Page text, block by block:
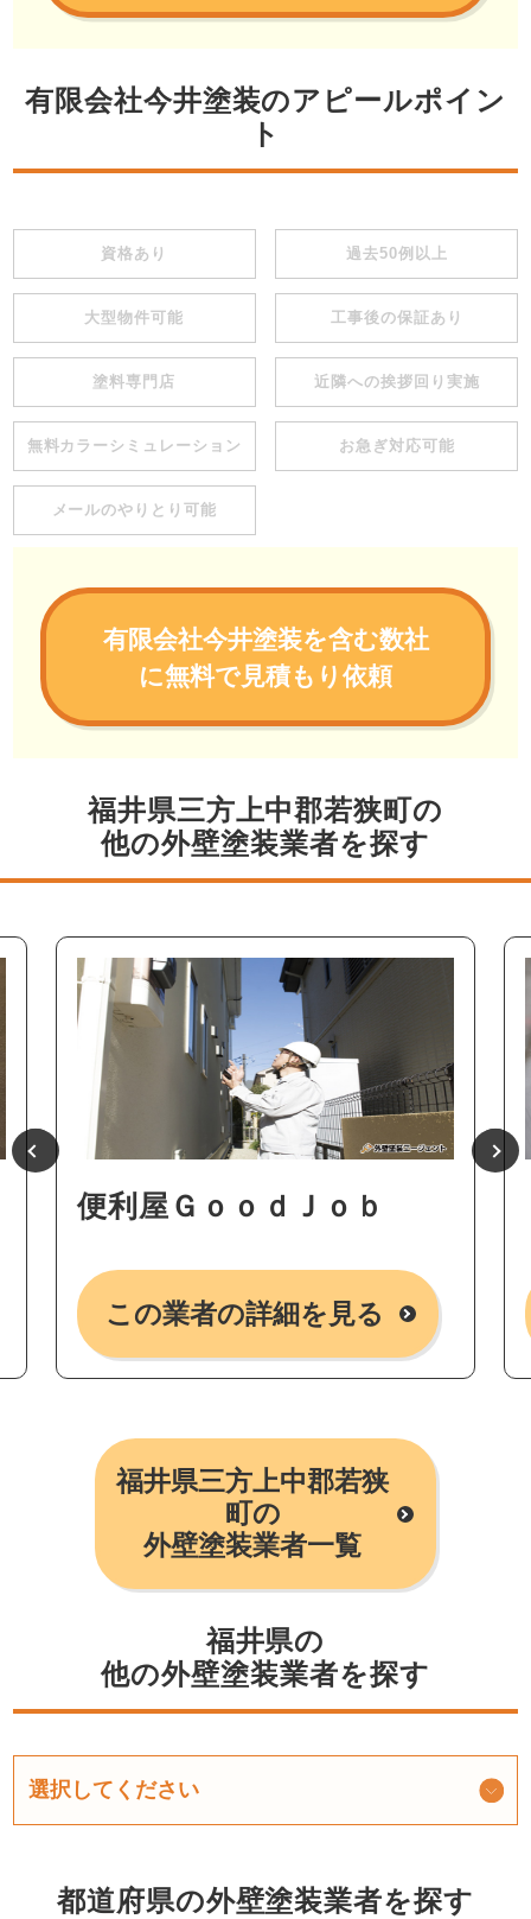
有限会社今井塗装のアピールポイン
ト
資格あり 過去50例以上
大型物件可能 工事後の保証あり
塗料専門店 近隣への挨拶回り実施
無料カラーシミュレーション お急ぎ対応可能
メールのやりとり可能
有限会社今井塗装を含む数社
に無料で見積もり依頼
福井県三方上中郡若狭町の
他の外壁塗装業者を探す
便利屋ＧｏｏｄＪｏｂ
この業者の詳細を見る
福井県三方上中郡若狭
町の
外壁塗装業者一覧
福井県の
他の外壁塗装業者を探す
都道府県の外壁塗装業者を探す